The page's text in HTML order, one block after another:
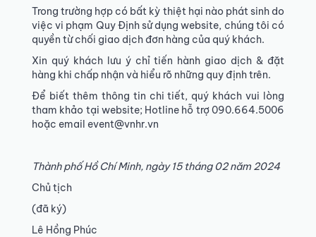
Trong trường hợp có bất kỳ thiệt hại nào phát sinh do
việc vi phạm Quy Định sử dụng website, chúng tôi có
quyền từ chối giao dịch đơn hàng của quý khách.
Xin quý khách lưu ý chỉ tiến hành giao dịch & đặt
hàng khi chấp nhận và hiểu rõ những quy định trên.
Để biết thêm thông tin chi tiết, quý khách vui lòng
tham khảo tại website; Hotline hỗ trợ 090.664.5006
hoặc email event@vnhr.vn
Thành phố Hồ Chí Minh, ngày 15 tháng 02 năm 2024
Chủ tịch
(đã ký)
Lê Hồng Phúc